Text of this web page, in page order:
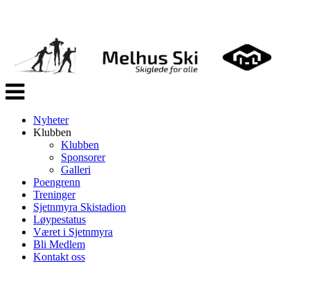
Veksle
navigasjon
Nyheter
Klubben
Klubben
Sponsorer
Galleri
Poengrenn
Treninger
Sjetnmyra Skistadion
Løypestatus
Været i Sjetnmyra
Bli Medlem
Kontakt oss